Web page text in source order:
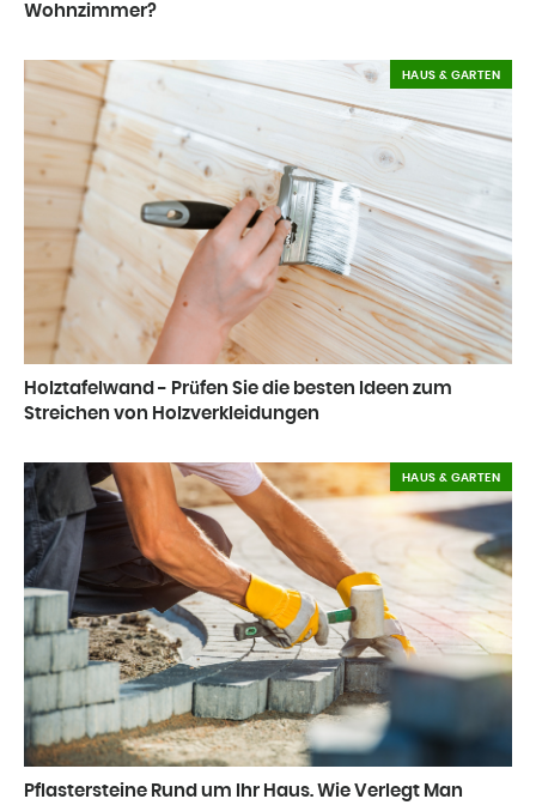
Wohnzimmer?
Holztafelwand - Prüfen Sie die besten Ideen zum
Streichen von Holzverkleidungen
HAUS & GARTEN
Pflastersteine Rund um Ihr Haus. Wie Verlegt Man
HAUS & GARTEN